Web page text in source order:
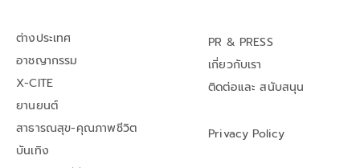
ต่างประเทศ
อาชญากรรม
X-CITE
ยานยนต์
สาธารณสุข-คุณภาพชีวิต
บันเทิง
PR & PRESS
เกี่ยวกับเรา
ติดต่อและ สนับสนุน
Privacy Policy